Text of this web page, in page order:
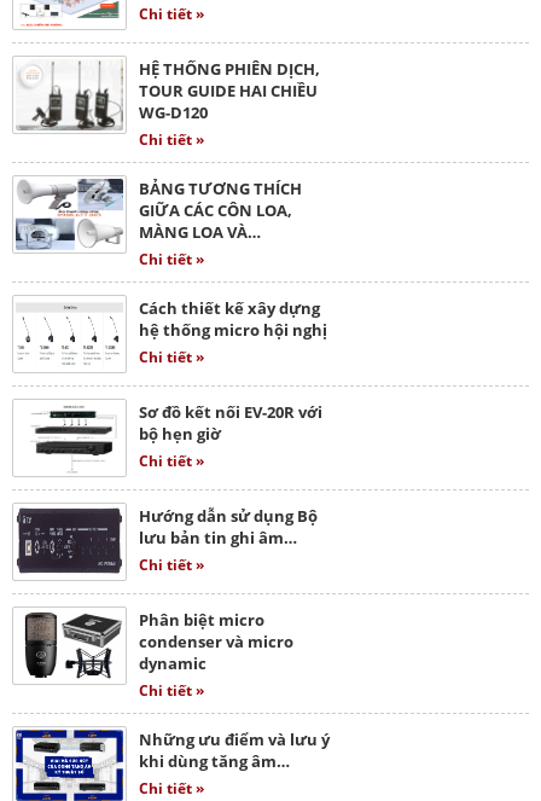
Chi tiết »
HỆ THỐNG PHIÊN DỊCH,
TOUR GUIDE HAI CHIỀU
WG-D120
Chi tiết »
BẢNG TƯƠNG THÍCH
GIỮA CÁC CÔN LOA,
MÀNG LOA VÀ…
Chi tiết »
Cách thiết kế xây dựng
hệ thống micro hội nghị
Chi tiết »
Sơ đồ kết nối EV-20R với
bộ hẹn giờ
Chi tiết »
Hướng dẫn sử dụng Bộ
lưu bản tin ghi âm…
Chi tiết »
Phân biệt micro
condenser và micro
dynamic
Chi tiết »
Những ưu điểm và lưu ý
khi dùng tăng âm…
Chi tiết »